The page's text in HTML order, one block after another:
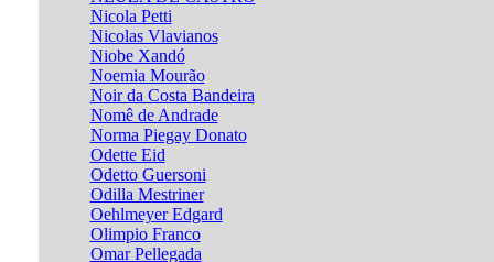
Nicola Petti
Nicolas Vlavianos
Niobe Xandó
Noemia Mourão
Noir da Costa Bandeira
Nomê de Andrade
Norma Piegay Donato
Odette Eid
Odetto Guersoni
Odilla Mestriner
Oehlmeyer Edgard
Olimpio Franco
Omar Pellegada